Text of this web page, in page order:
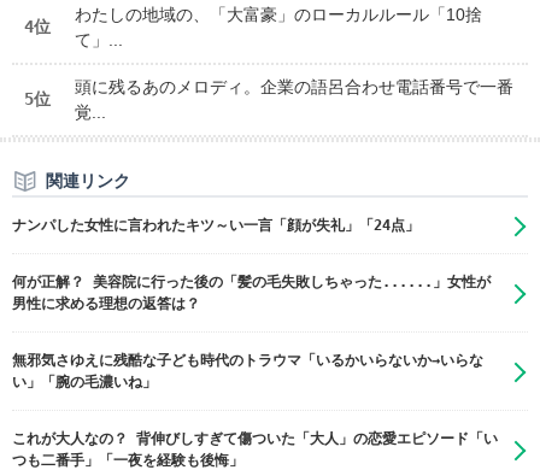
4位
わたしの地域の、「大富豪」のローカルルール「10捨
て」...
5位
頭に残るあのメロディ。企業の語呂合わせ電話番号で一番
覚...
関連リンク
ナンパした女性に言われたキツ～い一言「顔が失礼」「24点」
何が正解？ 美容院に行った後の「髪の毛失敗しちゃった......」女性が
男性に求める理想の返答は？
無邪気さゆえに残酷な子ども時代のトラウマ「いるかいらないか→いらな
い」「腕の毛濃いね」
これが大人なの？ 背伸びしすぎて傷ついた「大人」の恋愛エピソード「い
つも二番手」「一夜を経験も後悔」